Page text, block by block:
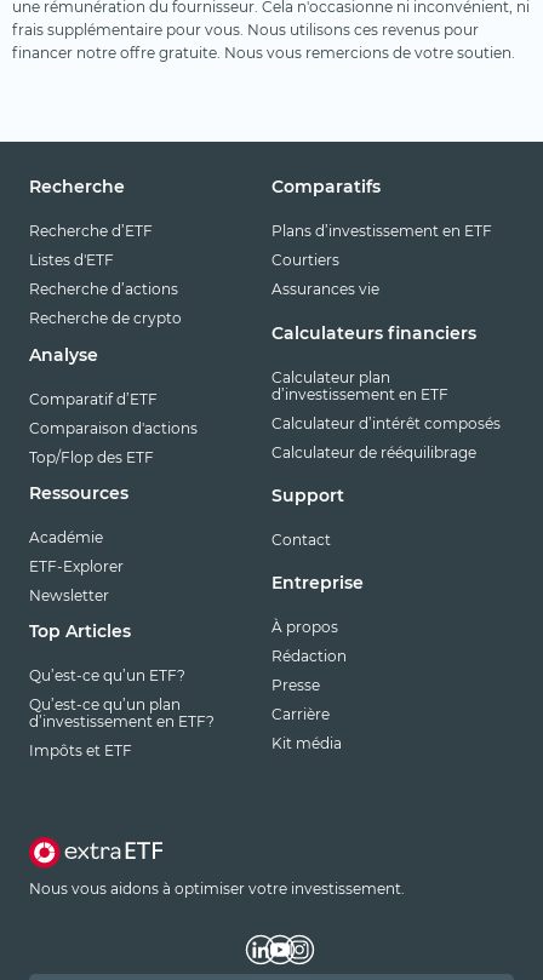
Voyages et loisirs
une rémunération du fournisseur. Cela n'occasionne ni inconvénient, ni
frais supplémentaire pour vous. Nous utilisons ces revenus pour
financer notre offre gratuite. Nous vous remercions de votre soutien.
Recherche
Recherche d’ETF
Listes d'ETF
Recherche d’actions
Recherche de crypto
Analyse
Comparatif d’ETF
Comparaison d'actions
Top/Flop des ETF
Ressources
Académie
ETF-Explorer
Newsletter
Top Articles
Qu’est-ce qu’un ETF?
Qu’est-ce qu’un plan
d’investissement en ETF?
Impôts et ETF
Comparatifs
Plans d’investissement en ETF
Courtiers
Assurances vie
Calculateurs financiers
Calculateur plan
d’investissement en ETF
Calculateur d’intérêt composés
Calculateur de rééquilibrage
Support
Contact
Entreprise
À propos
Rédaction
Presse
Carrière
Kit média
Nous vous aidons à optimiser votre investissement.